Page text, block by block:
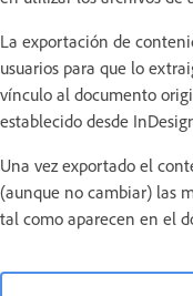
La exportación de
usuarios para que lo
vínculo al documento
establecido desde
Una vez exportado el
(aunque no cambiar) las
tal como aparecen en el